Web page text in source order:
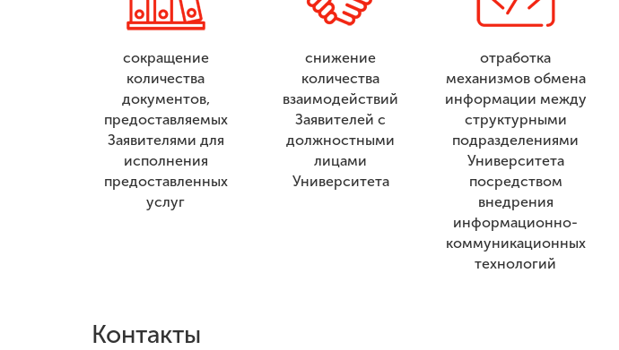
+7 (831) 262-26-20
сокращение
количества
документов,
предоставляемых
Заявителями для
исполнения
предоставленных
услуг
снижение
количества
взаимодействий
Заявителей с
должностными
лицами
Университета
отработка
механизмов обмена
информации между
структурными
подразделениями
Университета
посредством
внедрения
информационно-
коммуникационных
технологий
Контакты